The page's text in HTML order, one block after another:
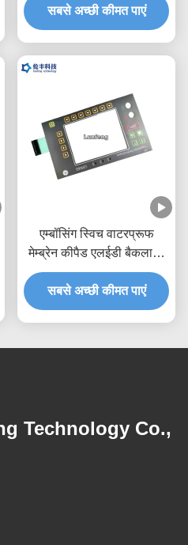
सबसे अच्छी कीमत पाएं
एम्बॉसिंग स्विच वाटरप्रूफ
मेम्ब्रेन कीपैड एलईडी बैकलाइट
एलसीडी विंडो
सबसे अच्छी कीमत पाएं
Technology Co.,